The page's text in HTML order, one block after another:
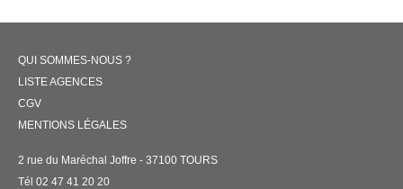
QUI SOMMES-NOUS ?
LISTE AGENCES
CGV
MENTIONS LÉGALES
2 rue du Maréchal Joffre - 37100 TOURS
Tél 02 47 41 20 20